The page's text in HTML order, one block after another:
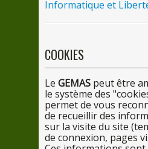
Informatique et
COOKIES
Le GEMAS peut être
le système des
permetde vous
de recueillirdes
sur la visite du site
de connexion, pages